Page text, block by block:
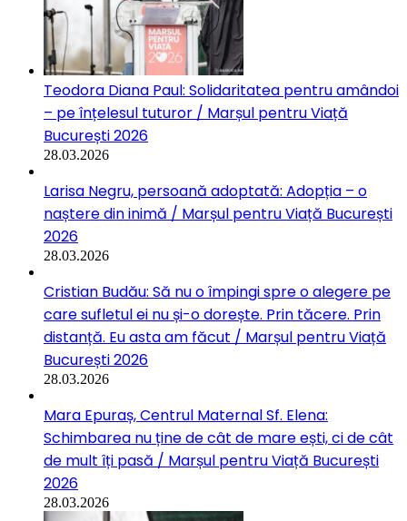
Teodora Diana Paul: Solidaritatea pentru amândoi
– pe înțelesul tuturor / Marșul pentru Viață
București 2026
28.03.2026
Larisa Negru, persoană adoptată: Adopția – o
naștere din inimă / Marșul pentru Viață București
2026
28.03.2026
Cristian Budău: Să nu o împingi spre o alegere pe
care sufletul ei nu și-o dorește. Prin tăcere. Prin
distanță. Eu asta am făcut / Marșul pentru Viață
București 2026
28.03.2026
Mara Epuraș, Centrul Maternal Sf. Elena:
Schimbarea nu ține de cât de mare ești, ci de cât
de mult îți pasă / Marșul pentru Viață București
2026
28.03.2026